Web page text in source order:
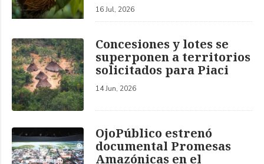
16 Jul, 2026
Concesiones y lotes se
superponen a territorios
solicitados para Piaci
14 Jun, 2026
OjoPúblico estrenó
documental Promesas
Amazónicas en el